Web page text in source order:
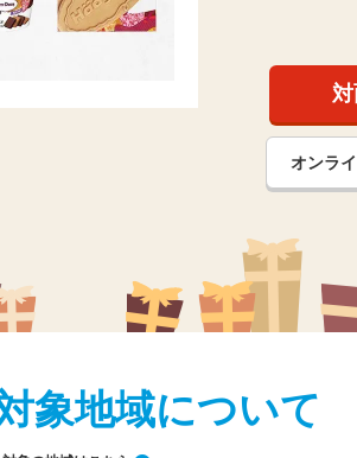
対
オンラ
象地域について